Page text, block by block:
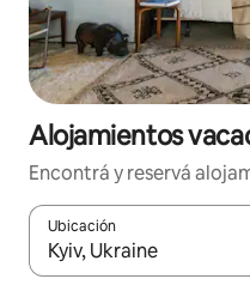
Alojamientos
Encontrá y reservá
Ubicación
Cuando los resultados